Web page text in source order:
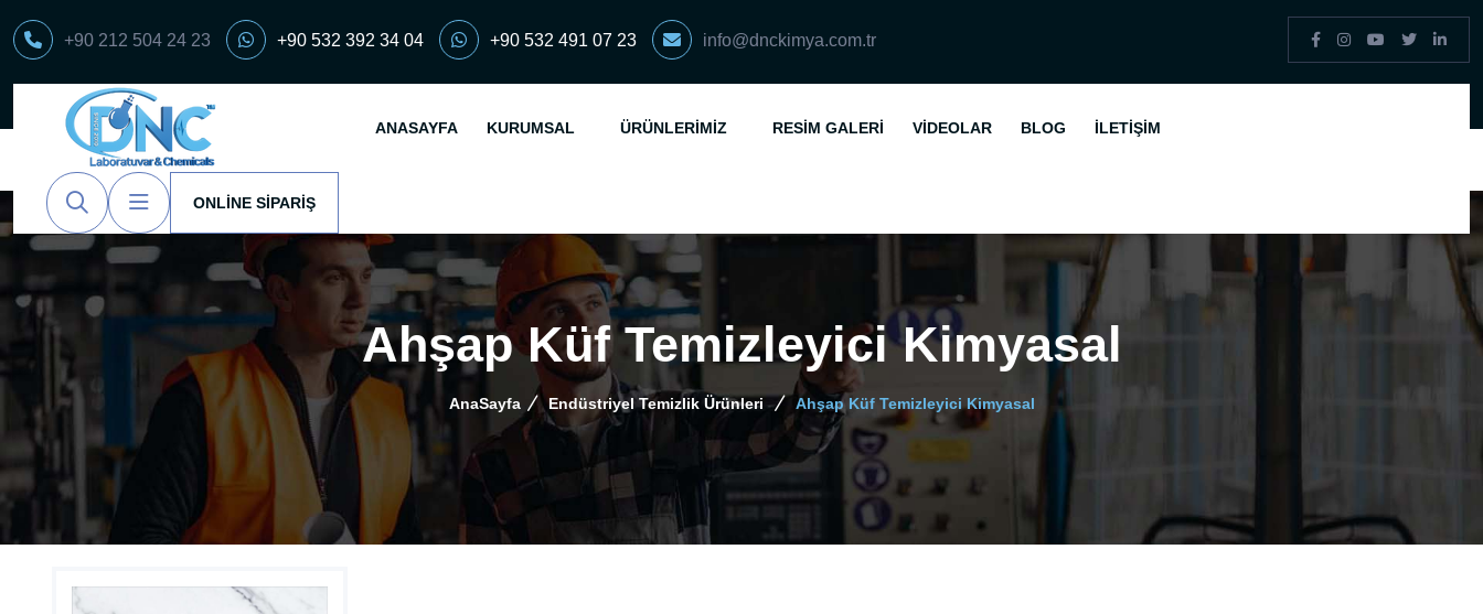
+90 212 504 24 23 +90 532 392 34 04 +90 532 491 07 23 info@dnckimya.com.tr
ANASAYFA KURUMSAL ÜRÜNLERIMIZ RESIM GALERI VIDEOLAR BLOG İLETIŞIM
ONLINE SIPARIŞ
Ahşap Küf Temizleyici Kimyasal
AnaSayfa Endüstriyel Temizlik Ürünleri Ahşap Küf Temizleyici Kimyasal